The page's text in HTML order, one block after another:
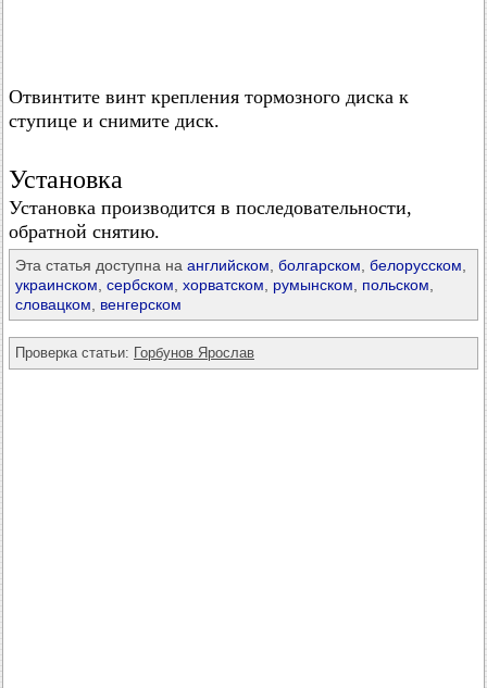
Отвинтите винт крепления тормозного диска к
ступице и снимите диск.
Установка
Установка производится в последовательности,
обратной снятию.
Эта статья доступна на английском болгарском белорусском
украинском сербском хорватском румынском польском
словацком
венгерском
Проверка статьи: Горбунов Ярослав